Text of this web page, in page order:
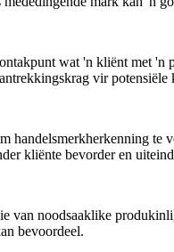
wat 'n kliënt met
vir
kliënte bevorder en
van noodsaaklike
bevoordeel.